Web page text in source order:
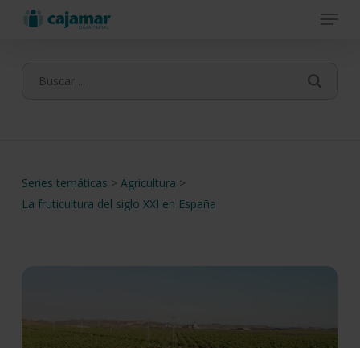
Menu
Series temáticas > Agricultura >
La fruticultura del siglo XXI en España